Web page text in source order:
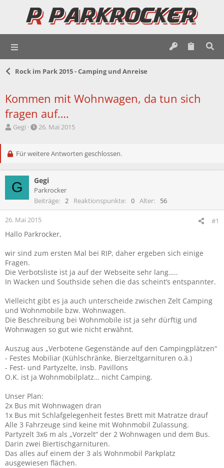
Rock im Park 2015 - Camping und Anreise
Kommen mit Wohnwagen, da tun sich
fragen auf….
E
t
e
r
Gegi
E
t
l
t
a
m
26. Mai 2015
Für weitere Antworten geschlossen.
G Gegi
Parkrocker
Beiträge
2 Reaktionspunkte 0 Alter 56
26. Mai 2015 #1
Hallo Parkrocker,
wir sind zum ersten Mal bei RIP, daher ergeben sich einige
Fragen.
Die Verbotsliste ist ja auf der Webseite sehr lang…..
In Wacken und Southside sehen die das scheint’s entspannter.
Vielleicht gibt es ja auch unterscheide zwischen Zelt Camping
und Wohnmobile bzw. Wohnwagen.
Die Beschreibung bei Wohnmobile ist ja sehr dürftig und
Wohnwagen so gut wie nicht erwähnt.
Auszug aus „Verbotene Gegenstände auf den Campingplätzen“
- Festes Mobiliar (Kühlschränke, Bierzeltgarnituren o.ä.)
- Fest- und Partyzelte, insb. Pavillons
O.K. ist ja Wohnmobilplatz… nicht Camping.
Unser Plan:
2x Bus mit Wohnwagen dran
1x Bus mit Schlafgelegenheit festes Brett mit Matratze drauf
Alle 3 Fahrzeuge sind keine mit Wohnmobil Zulassung.
Partyzelt 3x6 m als „Vorzelt“ der 2 Wohnwagen und dem Bus.
Darin zwei Biertischgarnituren.
Das alles auf einem der 3 als Wohnmobil Parkplatz
ausgewiesen flächen.